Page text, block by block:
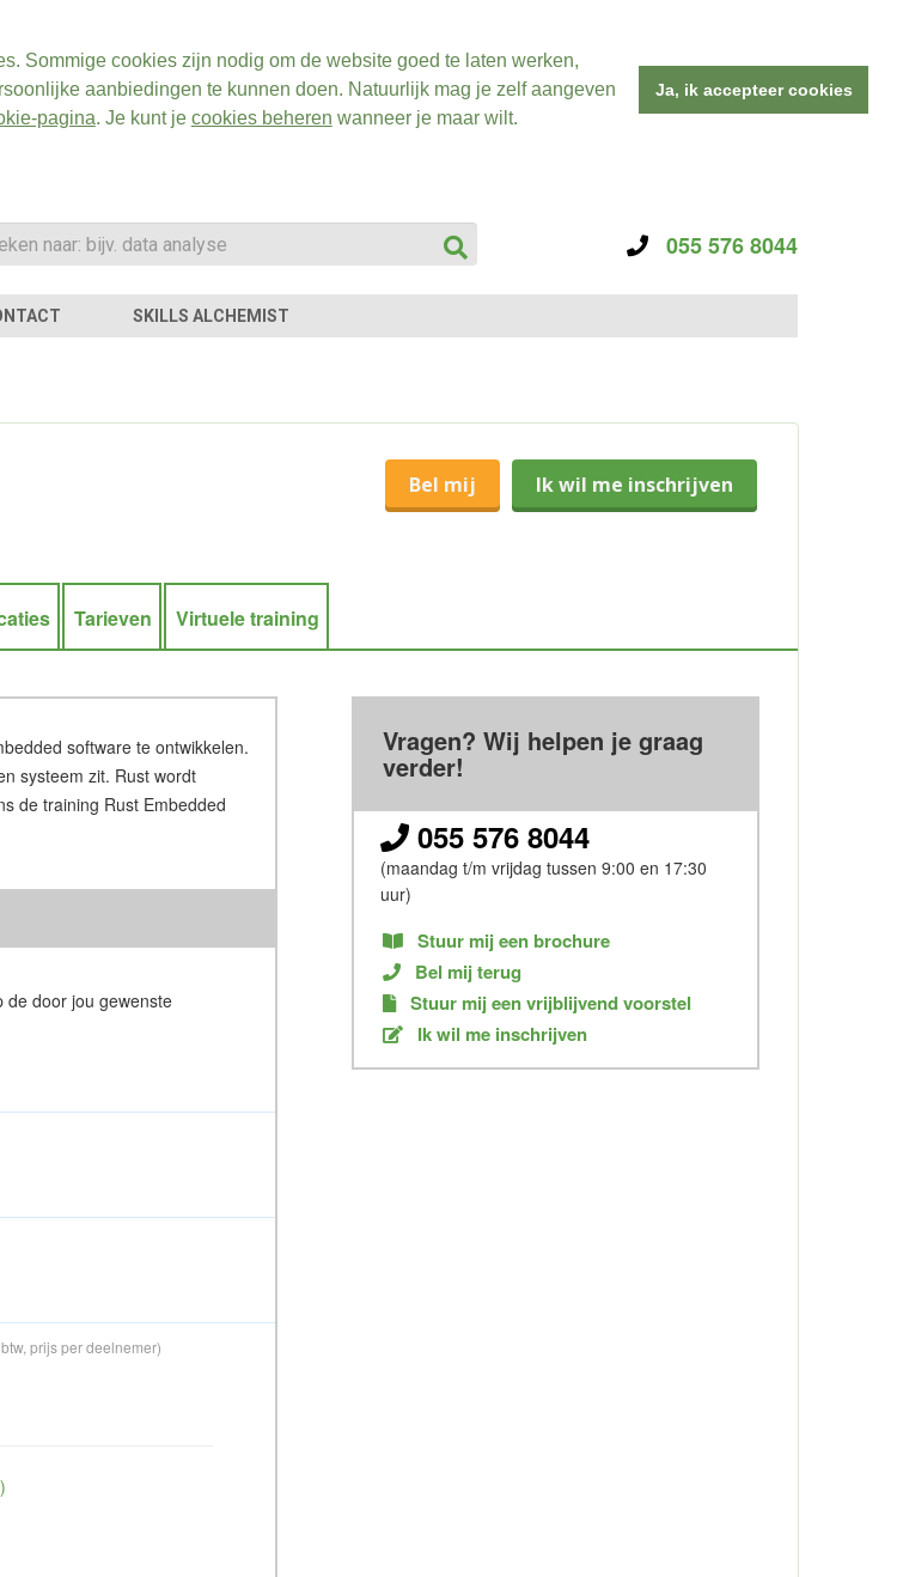
Sommige cookies zijn nodig om de website goed te laten werken,
aanbiedingen te kunnen doen. Natuurlijk mag je zelf aangeven
pagina. Je kunt je cookies beheren wanneer je maar wilt.
Ja, ik accepteer cookies
055 576 8044
SKILLS ALCHEMIST
Bel mij Ik wil me inschrijven
Tarieven Virtuele training
software te ontwikkelen.
systeem zit. Rust wordt
de training Rust Embedded
de door jou gewenste
prijs per deelnemer)
Vragen? Wij helpen je graag
verder!
055 576 8044
(maandag t/m vrijdag tussen 9:00 en 17:30
uur)
Stuur mij een brochure
Bel mij terug
Stuur mij een vrijblijvend voorstel
Ik wil me inschrijven